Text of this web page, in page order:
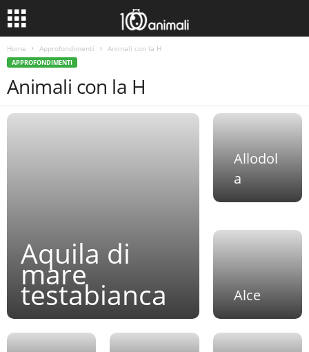
Home Approfondimenti Animali con la H
APPROFONDIMENTI
Animali con la H
Aquila di
mare
testabianca
Allodol
a
Alce